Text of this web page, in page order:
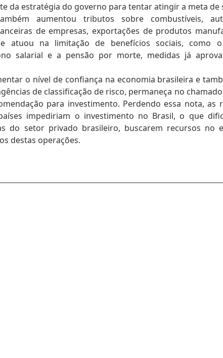
da estratégia do governo para tentar atingir a meta de
aumentou tributos sobre combustíveis,
de empresas, exportações de produtos
atuou na limitação de benefícios sociais, como
salarial e a pensão por morte, medidas já
o nível de confiança na economia brasileira e
de classificação de risco, permaneça no
para investimento. Perdendo essa nota, as
impediriam o investimento no Brasil, o que
do setor privado brasileiro, buscarem recursos no
destas operações.